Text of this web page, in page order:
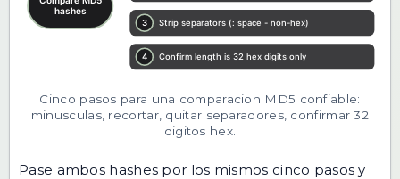
Cinco pasos para una comparacion MD5 confiable:
minusculas, recortar, quitar separadores, confirmar 32
digitos hex.
Pase ambos hashes por los mismos cinco pasos y